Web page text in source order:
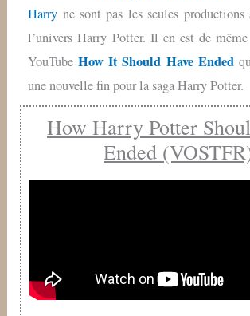
Harry ne sont pas les seules
l’univers Harry Potter. Il en est de
YouTubeHow It Should Have Ended
une nouvelle fin pour la saga Harry Potter.
How Harry Potter
Ended